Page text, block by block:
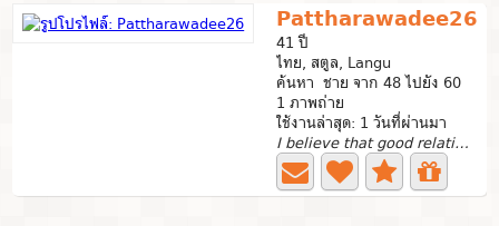
Pattharawadee26
41 ปี
ไทย, สตูล, Langu
ค้นหา ชาย จาก 48 ไปยัง 60
1 ภาพถ่าย
ใช้งานล่าสุด: 1 วันที่ผ่านมา
I believe that good relationships start with sincerity,...